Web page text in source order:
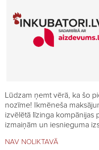
Lūdzam ņemt vērā, ka šo
nozīme! Ikmēneša
izvēlētā līzinga kompānijas
izmaiņām un iesnieguma
NAV NOLIKTAVĀ